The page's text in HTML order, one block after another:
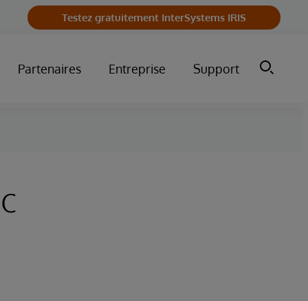
Testez gratuitement InterSystems IRIS
Partenaires Entreprise Support